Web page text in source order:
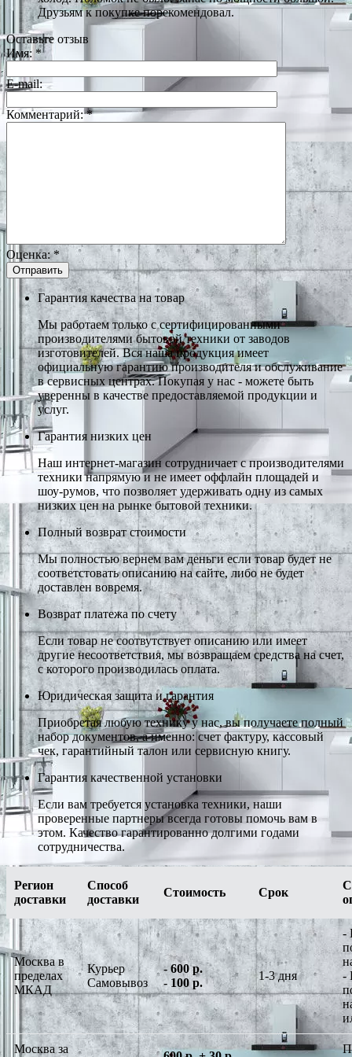
Друзьям к покупке порекомендовал.
Оставьте отзыв
Имя: *
E-mail:
Комментарий:*
Оценка:*
Гарантия качества на товар
Мы работаем только с сертифицированными
производителями бытовой техники от заводов
изготовителей. Вся наша продукция имеет
официальную гарантию производителя и обслуживание
в сервисных центрах. Покупая у нас - можете быть
уверенны в качестве предоставляемой продукции и
услуг.
Гарантия низких цен
Наш интернет-магазин сотрудничает с производителями
техники напрямую и не имеет оффлайн площадей и
шоу-румов, что позволяет удерживать одну из самых
низких цен на рынке бытовой техники.
Полный возврат стоимости
Мы полностью вернем вам деньги если товар будет не
соответстовать описанию на сайте, либо не будет
доставлен вовремя.
Возврат платежа по счету
Если товар не соотвутствует описанию или имеет
другие несоответствия, мы возвращаем средства на счет,
с которого производилась оплата.
Юридическая защита и гарантия
Приобретая любую технику у нас, вы получаете полный
набор документов, а именно: счет фактуру, кассовый
чек, гарантийный талон или сервисную книгу.
Гарантия качественной установки
Если вам требуется установка техники, наши
проверенные партнеры всегда готовы помочь вам в
этом. Качество гарантированно долгими годами
сотрудничества.
Регион
доставки
Способ
доставки
Стоимость Срок
Москва в
пределах
МКАД
Курьер
Самовывоз
- 600 р.
-100 р.
1-3 дня
-
-
Москва за